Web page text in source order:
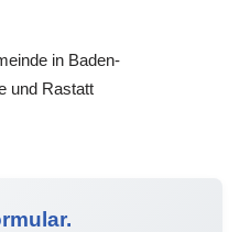
in Baden-
und Rastatt